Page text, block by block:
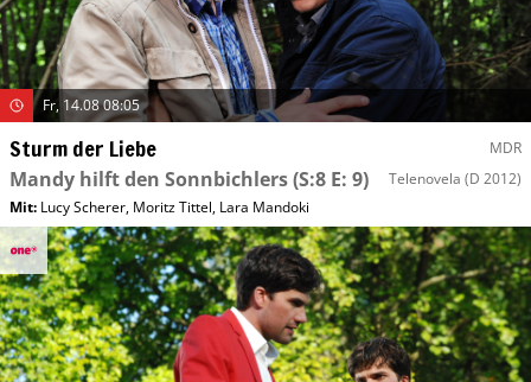
Fr, 14.08 08:05
Sturm der Liebe MDR
Mandy hilft den Sonnbichlers(S:8 E: 9) Telenovela (D 2012)
Mit: Lucy Scherer, Moritz Tittel, Lara Mandoki